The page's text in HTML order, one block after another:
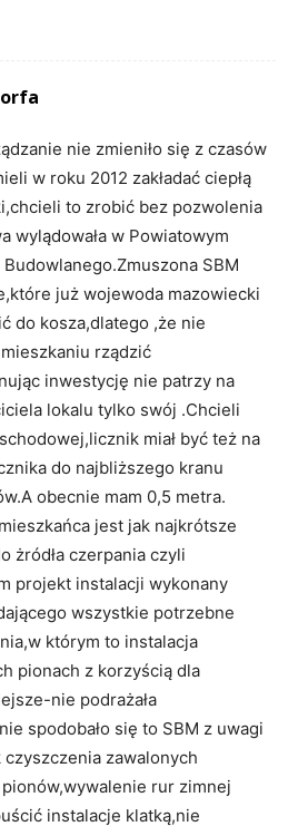
nie zmieniło się z czasów
w roku 2012 zakładać ciepłą
to zrobić bez pozwolenia
wylądowała w Powiatowym
SBM
już wojewoda mazowiecki
do kosza,dlatego ,że nie
rządzić
inwestycję nie patrzy na
lokalu tylko swój .Chcieli
miał być też na
do najbliższego kranu
obecnie mam 0,5 metra.
jest jak najkrótsze
żródła czerpania czyli
projekt instalacji wykonany
wszystkie potrzebne
którym to instalacja
pionach z korzyścią dla
nie podrażała
spodobało się to SBM z uwagi
zawalonych
rur zimnej
instalacje klatką,nie